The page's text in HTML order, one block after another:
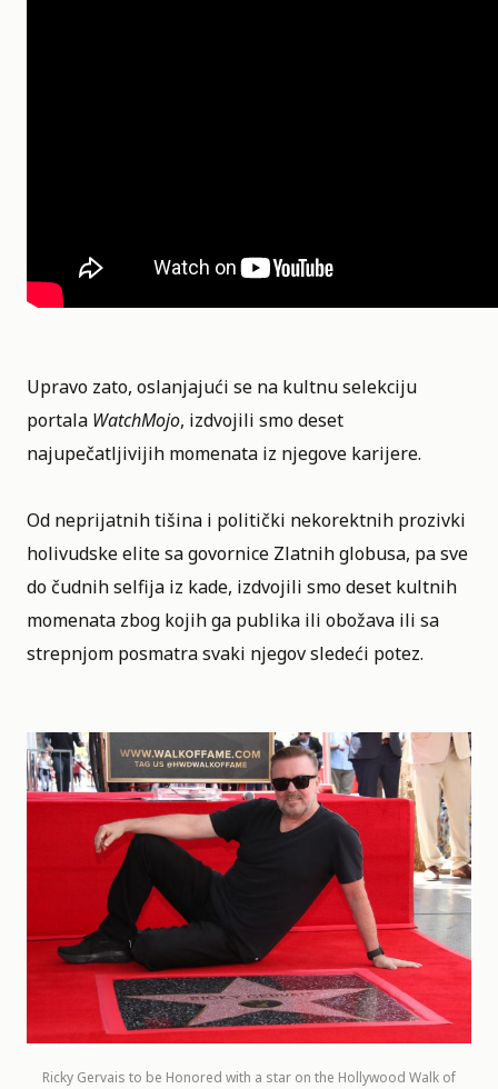
Upravo zato, oslanjajući se na kultnu selekciju
portala WatchMojo, izdvojili smo deset
najupečatljivijih momenata iz njegove karijere.
Od neprijatnih tišina i politički nekorektnih prozivki
holivudske elite sa govornice Zlatnih globusa, pa sve
do čudnih selfija iz kade, izdvojili smo deset kultnih
momenata zbog kojih ga publika ili obožava ili sa
strepnjom posmatra svaki njegov sledeći potez.
Ricky Gervais to be Honored with a star on the Hollywood Walk of